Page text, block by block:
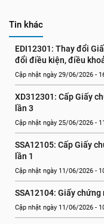
Tin khác
EDI12301: Thay đổi
đổi điều kiện, điều
Cập nhật ngày 29/06/2026 -
XD312301: Cấp Giấy
lần 3
Cập nhật ngày 25/06/2026 -
SSA12105: Cấp Giấy
lần 1
Cập nhật ngày 11/06/2026 -
SSA12104: Giấy
Cập nhật ngày 11/06/2026 -